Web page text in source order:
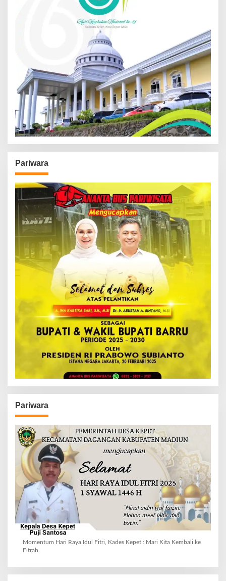
Pariwara
Pariwara
Momentum Hari Raya Idul Fitri, Kades Kepet : Mari Kita Kembali ke
Fitrah.